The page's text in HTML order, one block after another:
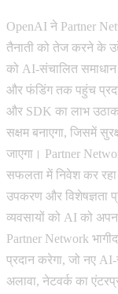
OpenAI ने Partner
तैनाती को तेज करने के
को AI-संचालित
और फंडिंग तक पहुंच
और SDK का लाभ
सक्षम बनाएगा, जिसमें
जाएगा। Partner
सफलता में निवेश कर
उपकरण और विशेषज्ञता
व्यवसायों को AI को
Partner Network
प्रदान करेगा, जो नए
अलावा, नेटवर्क का